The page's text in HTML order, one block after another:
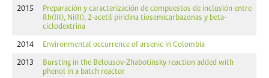
2015
Preparación y caracterización de compuestos de inclusión entre
Rh(III), Ni(II), 2-acetil piridina tiosemicarbazonas y beta-
ciclodextrina
2014
Environmental occurrence of arsenic in Colombia
2013
Bursting in the Belousov-Zhabotinsky reaction added with
phenol in a batch reactor